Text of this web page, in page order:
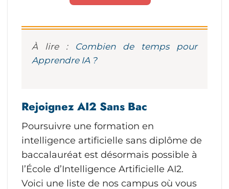
À lire : Combien de temps pour
Apprendre IA ?
Rejoignez AI2 Sans Bac
Poursuivre une formation en
intelligence artificielle sans diplôme de
baccalauréat est désormais possible à
l’École d’Intelligence Artificielle AI2.
Voici une liste de nos campus où vous